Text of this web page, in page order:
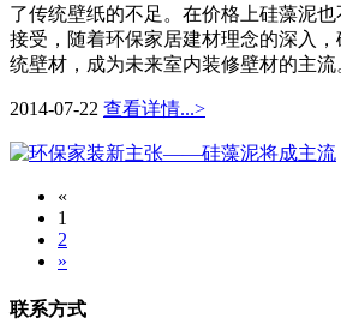
了传统壁纸的不足。在价格上硅藻泥
接受，随着环保家居建材理念的深入
统壁材，成为未来室内装修壁材的主流
2014-07-22 查看详情...>
«
1
2
»
联系方式